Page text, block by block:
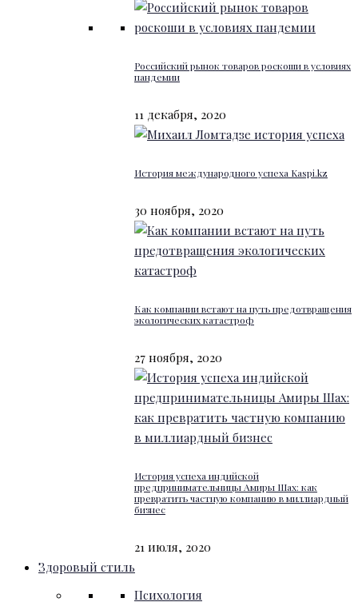
Российский рынок товаров роскоши в условиях
пандемии
11 декабря, 2020
История международного успеха Kaspi.kz
30 ноября, 2020
Как компании встают на путь предотвращения
экологических катастроф
27 ноября, 2020
История успеха индийской
предпринимательницы Амиры Шах: как
превратить частную компанию в миллиардный
бизнес
21 июля, 2020
Здоровый стиль
Психология